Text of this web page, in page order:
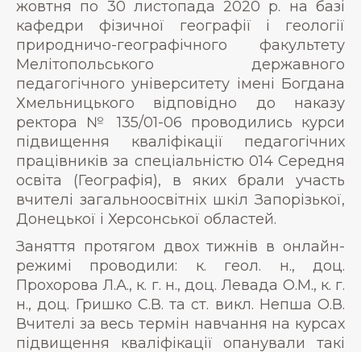
жовтня по 30 листопада 2020 р. на базі
кафедри фізичної географії і геології
природничо-географічного факультету
Мелітопольського державного
педагогічного університету імені Богдана
Хмельницького відповідно до наказу
ректора № 135/01-06 проводились курси
підвищення кваліфікації педагогічних
працівників за спеціальністю 014 Середня
освіта (Географія), в яких брали участь
вчителі загальноосвітніх шкіл Запорізької,
Донецької і Херсонської областей.
Заняття протягом двох тижнів в онлайн-
режимі проводили: к. геол. н., доц.
Прохорова Л.А., к. г. н., доц. Левада О.М., к. г.
н., доц. Гришко С.В. та ст. викл. Непша О.В.
Вчителі за весь термін навчання на курсах
підвищення кваліфікації опанували такі